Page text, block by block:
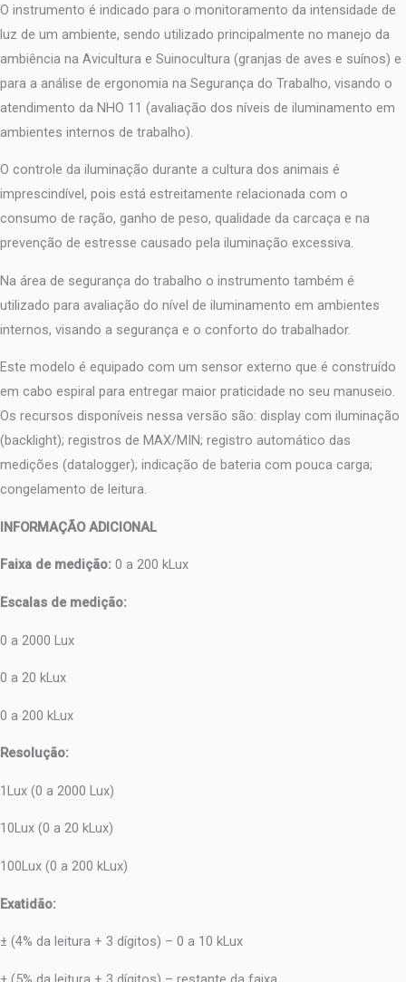
O instrumento é indicado para o monitoramento da intensidade de
luz de um ambiente, sendo utilizado principalmente no manejo da
ambiência na Avicultura e Suinocultura (granjas de aves e suínos) e
para a análise de ergonomia na Segurança do Trabalho, visando o
atendimento da NHO 11 (avaliação dos níveis de iluminamento em
ambientes internos de trabalho).
O controle da iluminação durante a cultura dos animais é
imprescindível, pois está estreitamente relacionada com o
consumo de ração, ganho de peso, qualidade da carcaça e na
prevenção de estresse causado pela iluminação excessiva.
Na área de segurança do trabalho o instrumento também é
utilizado para avaliação do nível de iluminamento em ambientes
internos, visando a segurança e o conforto do trabalhador.
Este modelo é equipado com um sensor externo que é construído
em cabo espiral para entregar maior praticidade no seu manuseio.
Os recursos disponíveis nessa versão são: display com iluminação
(backlight); registros de MAX/MIN; registro automático das
medições (datalogger); indicação de bateria com pouca carga;
congelamento de leitura.
INFORMAÇÃO ADICIONAL
Faixa de medição: 0 a 200 kLux
Escalas de medição:
0 a 2000 Lux
0 a 20 kLux
0 a 200 kLux
Resolução:
1Lux (0 a 2000 Lux)
10Lux (0 a 20 kLux)
100Lux (0 a 200 kLux)
Exatidão:
± (4% da leitura + 3 dígitos) – 0 a 10 kLux